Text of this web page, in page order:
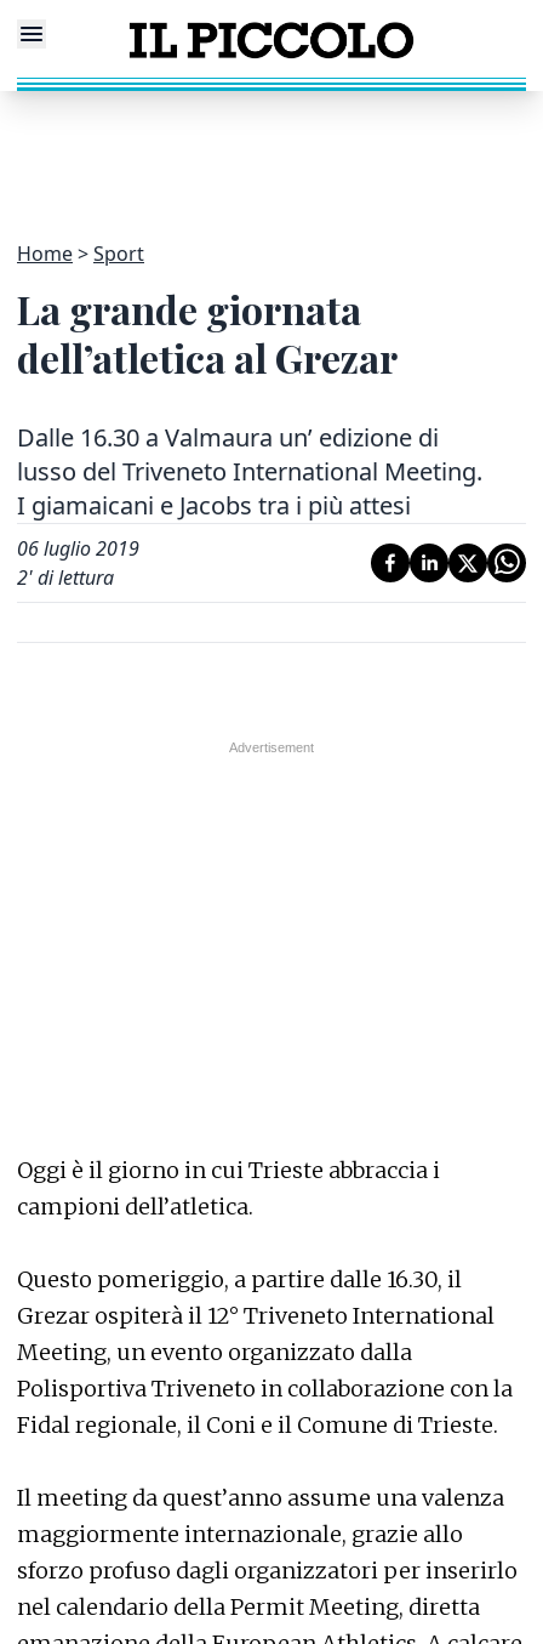
Home Sport
La grande giornata
dell’atletica al Grezar
Dalle 16.30 a Valmaura un’ edizione di
lusso del Triveneto International Meeting.
I giamaicani e Jacobs tra i più attesi
06 luglio 2019
2' di lettura
Oggi è il giorno in cui Trieste abbraccia i
campioni dell’atletica.
Questo pomeriggio, a partire dalle 16.30, il
Grezar ospiterà il 12° Triveneto International
Meeting, un evento organizzato dalla
Polisportiva Triveneto in collaborazione con la
Fidal regionale, il Coni e il Comune di Trieste.
Il meeting da quest’anno assume una valenza
maggiormente internazionale, grazie allo
sforzo profuso dagli organizzatori per inserirlo
nel calendario della Permit Meeting, diretta